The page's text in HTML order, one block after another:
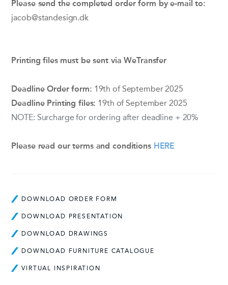
Please send the completed order form by e-mail to:
jacob@standesign.dk
Printing files must be sent viaWeTransfer
Deadline Order form: 19th of September 2025
Deadline Printing files: 19th of September 2025
NOTE: Surcharge for ordering after deadline + 20%
Please read our terms and conditions HERE
DOWNLOAD ORDER FORM
DOWNLOAD PRESENTATION
DOWNLOAD DRAWINGS
DOWNLOAD FURNITURE CATALOGUE
VIRTUAL INSPIRATION